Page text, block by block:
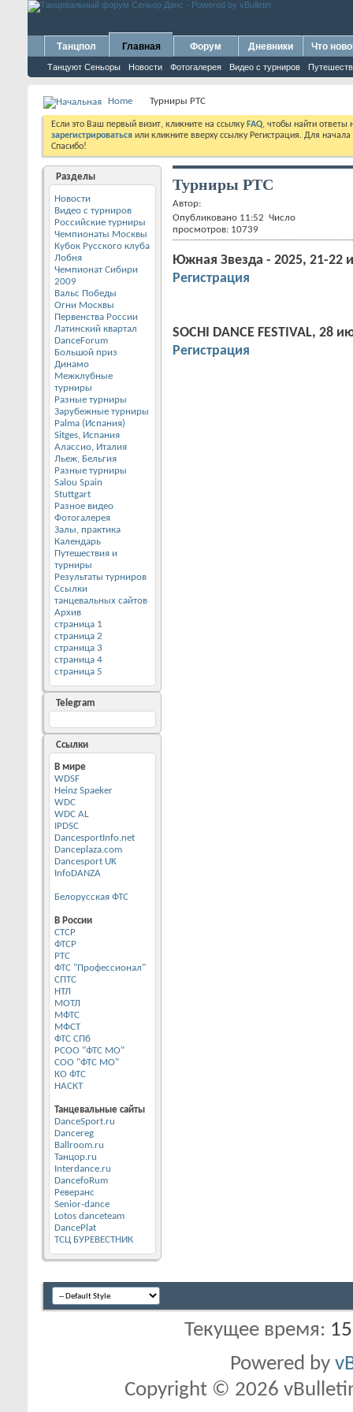
Танцпол Главная
Танцуют Сеньоры Новости Фотогалерея Видео с турниров
Форум Дневники Что
Home Турниры РТС
Если это Ваш первый визит, кликните на ссылку FAQ, чтобы найти
зарегистрироваться или кликните вверху ссылку Регистрация. Для
Спасибо!
Разделы
Новости
Видео с турниров
Российские турниры
Чемпионаты Москвы
Кубок Русского клуба
Лобня
Чемпионат Сибири
2009
Вальс Победы
Огни Москвы
Первенства России
Латинский квартал
DanceForum
Большой приз
Динамо
Межклубные
турниры
Разные турниры
Зарубежные турниры
Palma (Испания)
Sitges, Испания
Алассио, Италия
Льеж, Бельгия
Разные турниры
Salou Spain
Stuttgart
Разное видео
Фотогалерея
Залы, практика
Календарь
Путешествия и
турниры
Результаты турниров
Ссылки
танцевальных сайтов
Архив
страница 1
страница 2
страница 3
страница 4
страница 5
Telegram
Ссылки
В мире
WDSF
Heinz Spaeker
WDC
WDC AL
IPDSC
DancesportInfo.net
Danceplaza.com
Dancesport UK
InfoDANZA
Белорусская ФТС
В России
CТСР
ФТСР
РТС
ФТС "Профессионал"
СПТС
НТЛ
МОТЛ
МФТС
МФСТ
ФТС СПб
РСОО "ФТС МО"
СОО "ФТС МО"
КО ФТС
НАСКТ
Танцевальные сайты
DanceSport.ru
Dancereg
Ballroom.ru
Танцор.ru
Interdance.ru
DancefoRum
Реверанс
Senior-dance
Lotos danceteam
DancePlat
ТСЦ БУРЕВЕСТНИК
Турниры РТС
Автор:
Опубликовано 11:52 Число
просмотров: 10739
Южная Звезда - 2025, 21-22
Регистрация
SOCHI DANCE FESTIVAL, 28
Регистрация
Текущее время:
Powered by
Copyright © 2026